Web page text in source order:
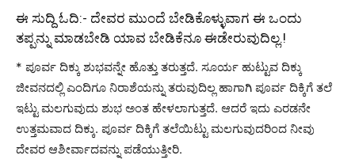
ಈ ಸುದ್ದಿ ಓದಿ:- ದೇವರ ಮುಂದೆ ಬೇಡಿಕೊಳ್ಳುವಾಗ ಈ ಒಂದು
ತಪ್ಪನ್ನು ಮಾಡಬೇಡಿ ಯಾವ ಬೇಡಿಕೆನೂ ಈಡೇರುವುದಿಲ್ಲ.!
* ಪೂರ್ವ ದಿಕ್ಕು ಶುಭವನ್ನೇ ಹೊತ್ತು ತರುತ್ತದೆ. ಸೂರ್ಯ ಹುಟ್ಟುವ ದಿಕ್ಕು
ಜೀವನದಲ್ಲಿ ಎಂದಿಗೂ ನಿರಾಶೆಯನ್ನು ತರುವುದಿಲ್ಲ ಹಾಗಾಗಿ ಪೂರ್ವ ದಿಕ್ಕಿಗೆ ತಲೆ
ಇಟ್ಟು ಮಲಗುವುದು ಶುಭ ಅಂತ ಹೇಳಲಾಗುತ್ತದೆ. ಆದರೆ ಇದು ಎರಡನೇ
ಉತ್ತಮವಾದ ದಿಕ್ಕು. ಪೂರ್ವ ದಿಕ್ಕಿಗೆ ತಲೆಯಿಟ್ಟು ಮಲಗುವುದರಿಂದ ನೀವು
ದೇವರ ಆಶೀರ್ವಾದವನ್ನು ಪಡೆಯುತ್ತೀರಿ.